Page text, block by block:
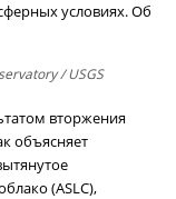
условиях. Об
/ USGS
вторжения
объясняет
(ASLC),